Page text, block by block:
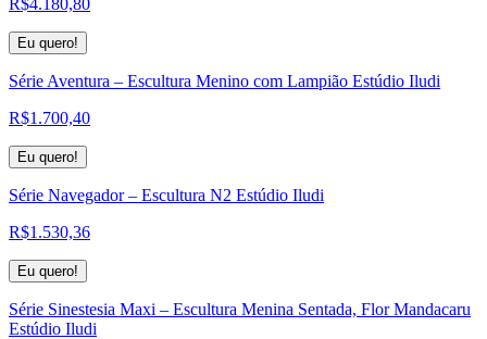
Eu quero!
Série Aventura – Escultura Menino com Lampião Estúdio Iludi
R$1.700,40
Eu quero!
Série Navegador – Escultura N2 Estúdio Iludi
R$1.530,36
Eu quero!
Série Sinestesia Maxi – Escultura Menina Sentada, Flor Mandacaru
Estúdio Iludi